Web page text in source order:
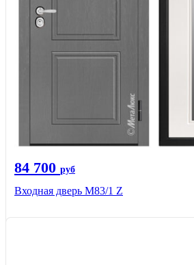
84 700 руб
Входная дверь M83/1 Z